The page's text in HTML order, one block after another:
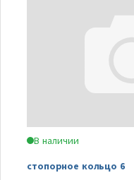
В наличии
стопорное кольцо 6